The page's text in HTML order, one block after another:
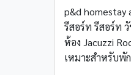
p&d homestay
รีสอร์ท รีสอร์ท
ห้อง Jacuzzi
เหมาะสำหรับพั